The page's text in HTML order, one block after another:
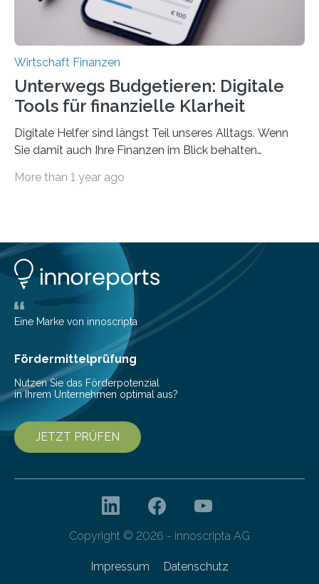
Wirtschaft Finanzen
Unterwegs Budgetieren: Digitale
Tools für finanzielle Klarheit
Digitale Helfer sind längst Teil unseres Alltags. Wenn
Sie damit auch Ihre Finanzen im Blick behalten
die genau das ermöglichen: Sie helfen Ihnen, Ausgaben
Lösungen interessieren. 1. Multibanking-Tools: Alle
Konten auf einen Blick Viele Banken bieten bereits in
ihrem Online-Banking eine Multibanking-Funktion an,
mit der sich Konten bei anderen Banken…
More than 1 year ago
Eine Marke von innoscripta
Fördermittelprüfung
Nutzen Sie das Förderpotenzial
in Ihrem Unternehmen optimal aus?
JETZT PRÜFEN
Copyright © 2026 - innoscripta AG
Impressum Datenschutz